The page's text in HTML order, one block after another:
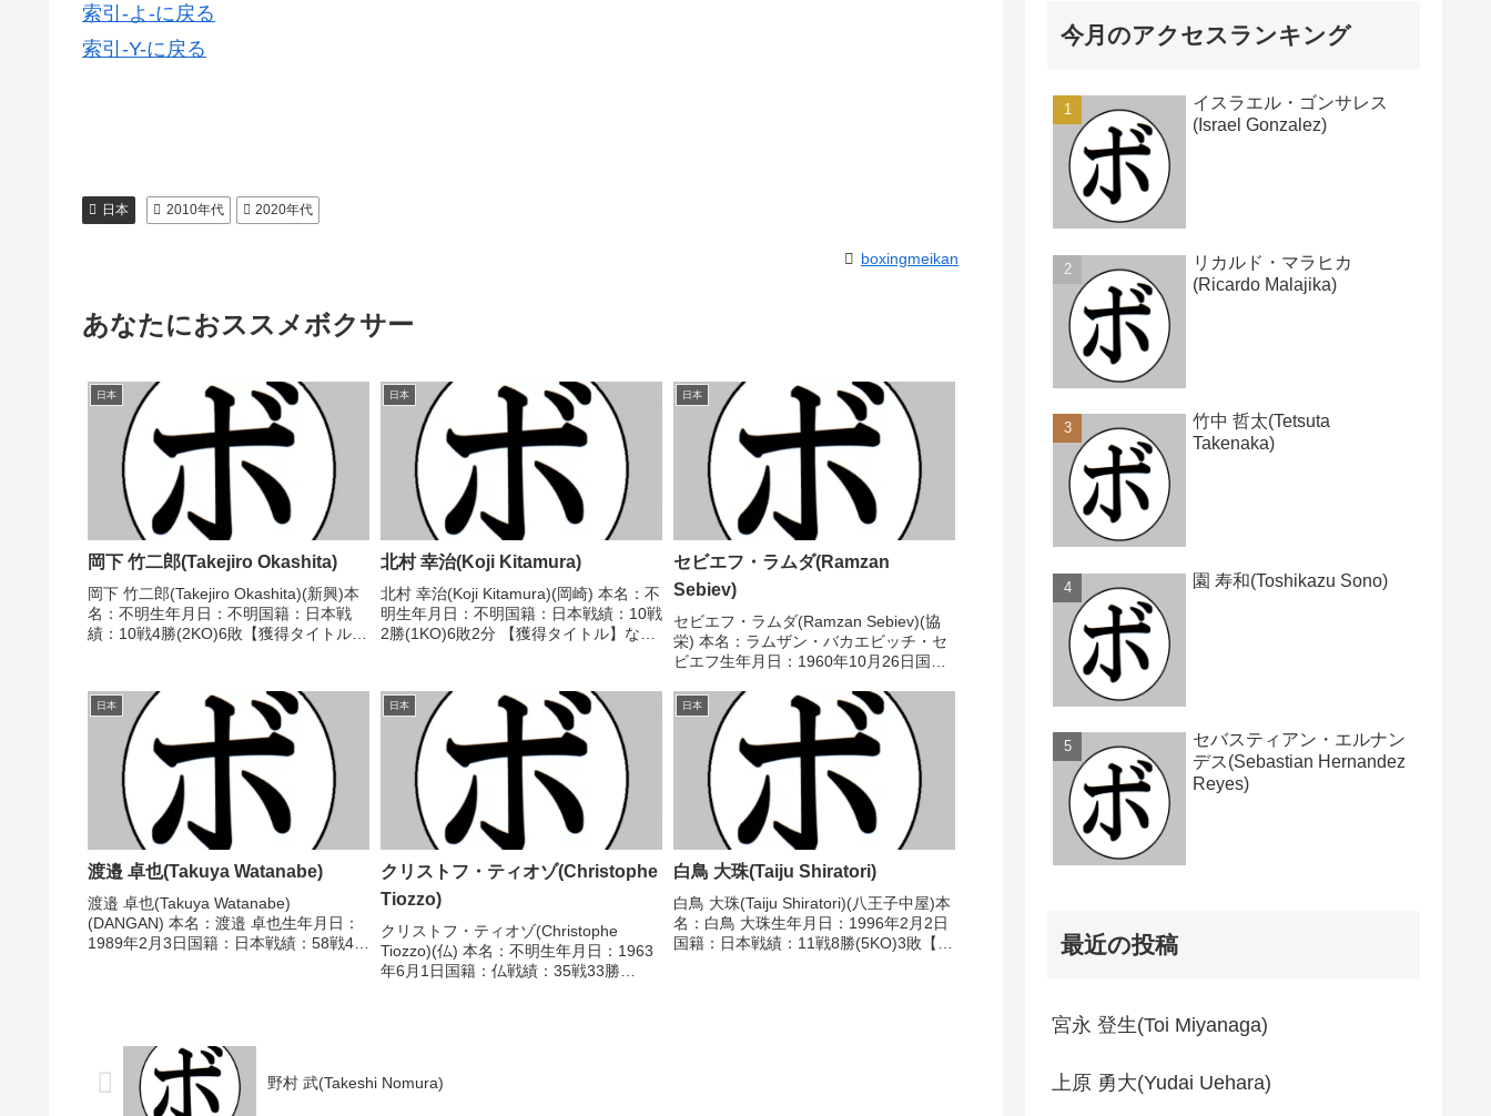
索引-よ-に戻る
索引-Y-に戻る
日本 2010年代 2020年代
boxingmeikan
あなたにおススメボクサー
日本
岡下 竹二郎(Takejiro Okashita)
岡下 竹二郎(Takejiro Okashita)(新興)本
名：不明生年月日：不明国籍：日本戦
績：10戦4勝(2KO)6敗【獲得タイトル】
○1RKO 井出 望生(ベ...
日本
北村 幸治(Koji Kitamura)
北村 幸治(Koji Kitamura)(岡崎) 本名：不
明生年月日：不明国籍：日本戦績：10戦
2勝(1KO)6敗2分 【獲得タイトル】な
イト級新...
日本
セビエフ・ラムダ(Ramzan
Sebiev)
セビエフ・ラムダ(Ramzan Sebiev)(協
栄) 本名：ラムザン・バカエビッチ・セ
ビエフ生年月日：1960年10月26日国
イトル】1995年ソ連ヘビー級王者(アマ
チュア)1996年ソ連ヘビー...
日本
渡邉 卓也(Takuya Watanabe)
渡邉 卓也(Takuya Watanabe)
(DANGAN) 本名：渡邉 卓也生年月日：
1989年2月3日国籍：日本戦績：58戦42
日本
クリストフ・ティオゾ(Christophe
Tiozzo)
クリストフ・ティオゾ(Christophe
Tiozzo)(仏) 本名：不明生年月日：1963
年6月1日国籍：仏戦績：35戦33勝
日本
白鳥 大珠(Taiju Shiratori)
白鳥 大珠(Taiju Shiratori)(八王子中屋)本
名：白鳥 大珠生年月日：1996年2月2日
国籍：日本戦績：11戦8勝(5KO)3敗【獲
野村 武(Takeshi Nomura)
今月のアクセスランキング
イスラエル・ゴンサレス
(Israel Gonzalez)
リカルド・マラヒカ
(Ricardo Malajika)
竹中 哲太(Tetsuta
Takenaka)
園 寿和(Toshikazu Sono)
セバスティアン・エルナン
デス(Sebastian Hernandez
Reyes)
最近の投稿
宮永 登生(Toi Miyanaga)
上原 勇大(Yudai Uehara)